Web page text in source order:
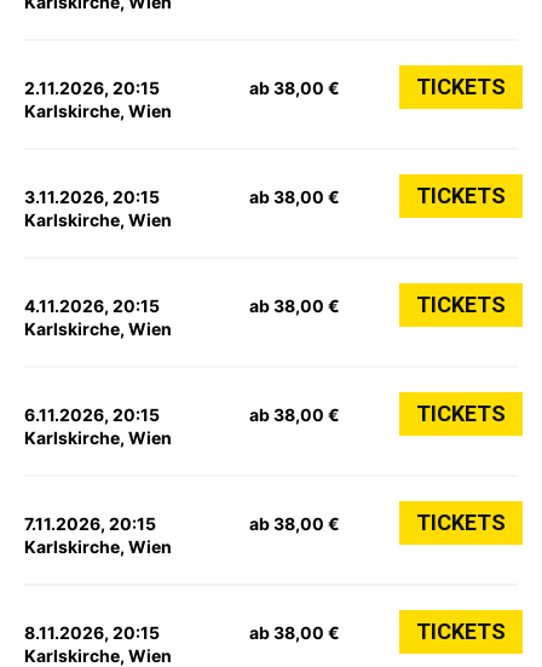
2.11.2026, 20:15
Karlskirche, Wien
ab 38,00 € TICKETS
3.11.2026, 20:15
Karlskirche, Wien
ab 38,00 € TICKETS
4.11.2026, 20:15
Karlskirche, Wien
ab 38,00 € TICKETS
6.11.2026, 20:15
Karlskirche, Wien
ab 38,00 € TICKETS
7.11.2026, 20:15
Karlskirche, Wien
ab 38,00 € TICKETS
8.11.2026, 20:15
Karlskirche, Wien
ab 38,00 € TICKETS